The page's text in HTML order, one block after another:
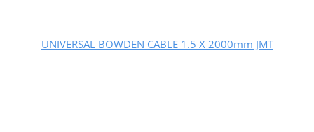
UNIVERSAL BOWDEN CABLE 1.5 X 2000mm JMT